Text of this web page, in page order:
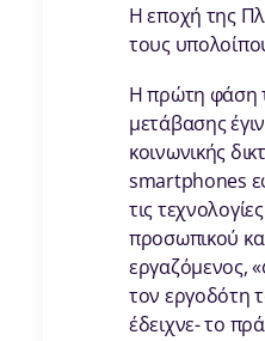
Η εποχή της
τους
Η πρώτη φάση
μετάβασης
κοινωνικής
smartphones
τις
προσωπικού
εργαζόμενος,
τον εργοδότη
έδειχνε- το